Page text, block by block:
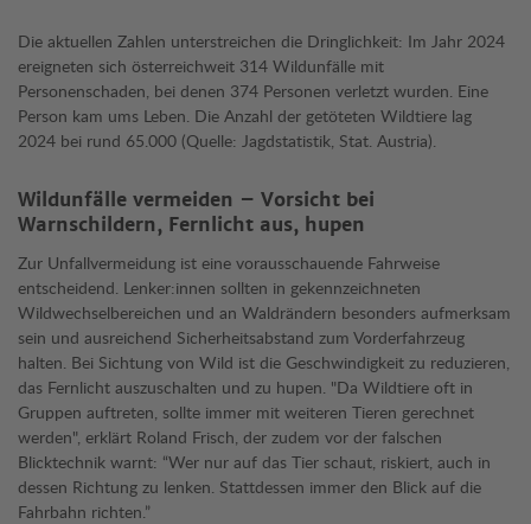
Die aktuellen Zahlen unterstreichen die Dringlichkeit: Im Jahr 2024
ereigneten sich österreichweit 314 Wildunfälle mit
Personenschaden, bei denen 374 Personen verletzt wurden. Eine
Person kam ums Leben. Die Anzahl der getöteten Wildtiere lag
2024 bei rund 65.000 (Quelle: Jagdstatistik, Stat. Austria).
Wildunfälle vermeiden – Vorsicht bei
Warnschildern, Fernlicht aus, hupen
Zur Unfallvermeidung ist eine vorausschauende Fahrweise
entscheidend. Lenker:innen sollten in gekennzeichneten
Wildwechselbereichen und an Waldrändern besonders aufmerksam
sein und ausreichend Sicherheitsabstand zum Vorderfahrzeug
halten. Bei Sichtung von Wild ist die Geschwindigkeit zu reduzieren,
das Fernlicht auszuschalten und zu hupen. "Da Wildtiere oft in
Gruppen auftreten, sollte immer mit weiteren Tieren gerechnet
werden", erklärt Roland Frisch, der zudem vor der falschen
Blicktechnik warnt: “Wer nur auf das Tier schaut, riskiert, auch in
dessen Richtung zu lenken. Stattdessen immer den Blick auf die
Fahrbahn richten.”